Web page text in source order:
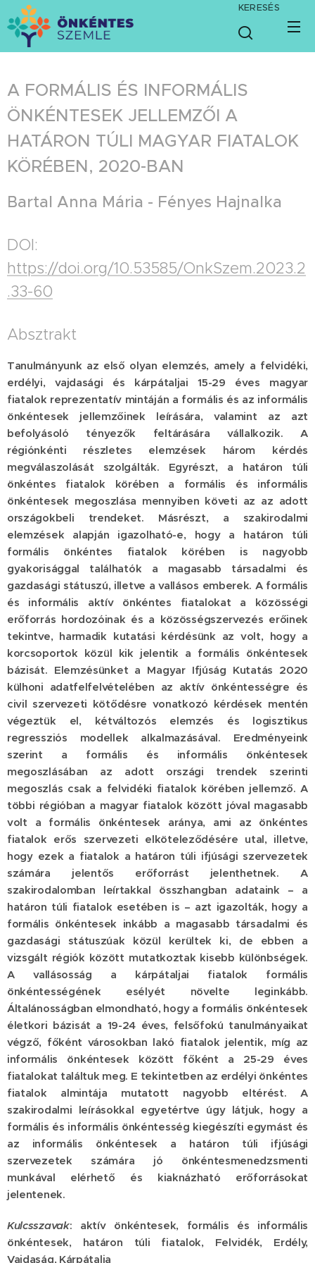
KERESÉS
A FORMÁLIS ÉS INFORMÁLIS
ÖNKÉNTESEK JELLEMZŐI A
HATÁRON TÚLI MAGYAR FIATALOK
KÖRÉBEN, 2020-BAN
Bartal Anna Mária - Fényes Hajnalka
DOI:
https://doi.org/10.53585/OnkSzem.2023.2
.33-60
Absztrakt
Tanulmányunk az első olyan elemzés, amely a felvidéki,
erdélyi, vajdasági és kárpátaljai 15-29 éves magyar
fiatalok reprezentatív mintáján a formális és az informális
önkéntesek jellemzőinek leírására, valamint az azt
befolyásoló tényezők feltárására vállalkozik. A
régiónkénti részletes elemzések három kérdés
megválaszolását szolgálták. Egyrészt, a határon túli
önkéntes fiatalok körében a formális és informális
önkéntesek megoszlása mennyiben követi az az adott
országokbeli trendeket. Másrészt, a szakirodalmi
elemzések alapján igazolható-e, hogy a határon túli
formális önkéntes fiatalok körében is nagyobb
gyakorisággal találhatók a magasabb társadalmi és
gazdasági státuszú, illetve a vallásos emberek. A formális
és informális aktív önkéntes fiatalokat a közösségi
erőforrás hordozóinak és a közösségszervezés erőinek
tekintve, harmadik kutatási kérdésünk az volt, hogy a
korcsoportok közül kik jelentik a formális önkéntesek
bázisát. Elemzésünket a Magyar Ifjúság Kutatás 2020
külhoni adatfelfelvételében az aktív önkéntességre és
civil szervezeti kötődésre vonatkozó kérdések mentén
végeztük el, kétváltozós elemzés és logisztikus
regressziós modellek alkalmazásával. Eredményeink
szerint a formális és informális önkéntesek
megoszlásában az adott országi trendek szerinti
megoszlás csak a felvidéki fiatalok körében jellemző. A
többi régióban a magyar fiatalok között jóval magasabb
volt a formális önkéntesek aránya, ami az önkéntes
fiatalok erős szervezeti elköteleződésére utal, illetve,
hogy ezek a fiatalok a határon túli ifjúsági szervezetek
számára jelentős erőforrást jelenthetnek. A
szakirodalomban leírtakkal összhangban adataink – a
határon túli fiatalok esetében is – azt igazolták, hogy a
formális önkéntesek inkább a magasabb társadalmi és
gazdasági státuszúak közül kerültek ki, de ebben a
vizsgált régiók között mutatkoztak kisebb különbségek.
A vallásosság a kárpátaljai fiatalok formális
önkéntességének esélyét növelte leginkább.
Általánosságban elmondható, hogy a formális önkéntesek
életkori bázisát a 19-24 éves, felsőfokú tanulmányaikat
végző, főként városokban lakó fiatalok jelentik, míg az
informális önkéntesek között főként a 25-29 éves
fiatalokat találtuk meg. E tekintetben az erdélyi önkéntes
fiatalok almintája mutatott nagyobb eltérést. A
szakirodalmi leírásokkal egyetértve úgy látjuk, hogy a
formális és informális önkéntesség kiegészíti egymást és
az informális önkéntesek a határon túli ifjúsági
szervezetek számára jó önkéntesmenedzsmenti
munkával elérhető és kiaknázható erőforrásokat
jelentenek.
Kulcsszavak: aktív önkéntesek, formális és informális
önkéntesek, határon túli fiatalok, Felvidék, Erdély,
Vajdaság, Kárpátalja